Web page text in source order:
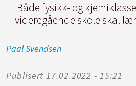
Både fysikk- og
videregående skole skal
PaalSvendsen
Publisert 17.02.2022 - 15:21